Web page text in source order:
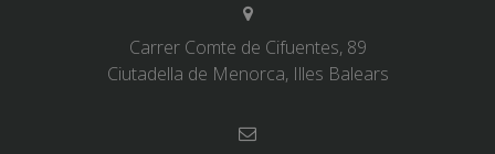
Carrer Comte de Cifuentes, 89
Ciutadella de Menorca, Illes Balears